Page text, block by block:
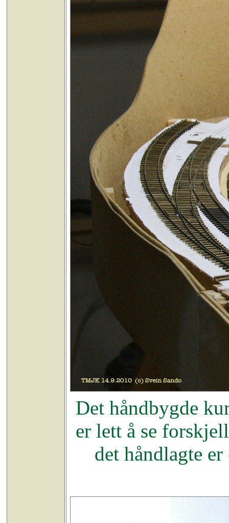
Det håndbygde
er lett å se
det håndlagte